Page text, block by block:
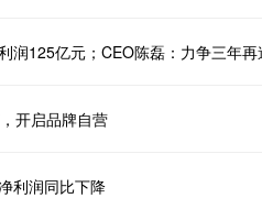
开启品牌自营
利润同比下降